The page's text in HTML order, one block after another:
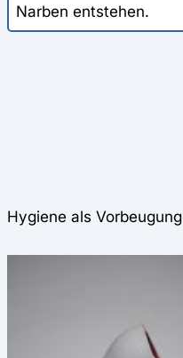
Narben entstehen.
Hygiene als Vorbeugung